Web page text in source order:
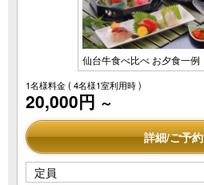
仙台牛食べ比べ お夕食一例
1名様料金( 4名様1室利用時 )
20,000円 ～
詳細/ご予約
定員